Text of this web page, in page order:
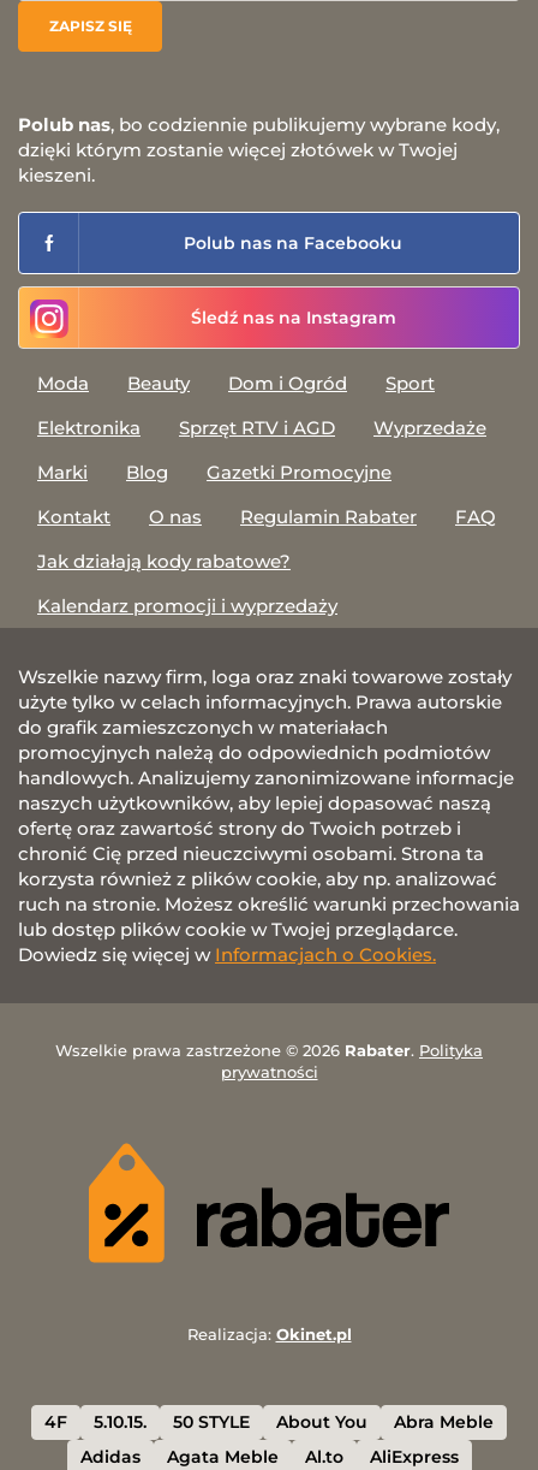
Polub nas, bo codziennie publikujemy wybrane kody,
dzięki którym zostanie więcej złotówek w Twojej
kieszeni.
Polub nas na Facebooku
Śledź nas na Instagram
Moda Beauty Dom i Ogród
Sport
Elektronika
Sprzęt RTV i AGD
Wyprzedaże
Marki
Blog
Gazetki Promocyjne
Kontakt
O nas Regulamin Rabater
FAQ
Jak działają kody rabatowe?
Kalendarz promocji i wyprzedaży
Wszelkie nazwy firm, loga oraz znaki towarowe zostały
użyte tylko w celach informacyjnych. Prawa autorskie
do grafik zamieszczonych w materiałach
promocyjnych należą do odpowiednich podmiotów
handlowych. Analizujemy zanonimizowane informacje
naszych użytkowników, aby lepiej dopasować naszą
ofertę oraz zawartość strony do Twoich potrzeb i
chronić Cię przed nieuczciwymi osobami. Strona ta
korzysta również z plików cookie, aby np. analizować
ruch na stronie. Możesz określić warunki przechowania
lub dostęp plików cookie w Twojej przeglądarce.
Dowiedz się więcej w Informacjach o Cookies.
Wszelkie prawa zastrzeżone © 2026 Rabater. Polityka
prywatności
Realizacja: Okinet.pl
4F 5.10.15. 50 STYLE About You
Abra Meble
Adidas
Agata Meble Al.to AliExpress